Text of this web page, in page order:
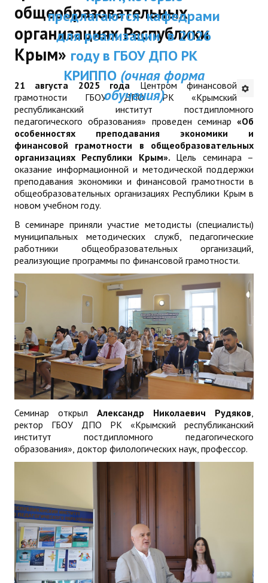
ДПО
Профессиональная переподготовка
Повышение квалификации
КОНТАКТЫ
ДПП ПК:
Актуальное
предлагаются
для реализации в
году в ГБОУ ДПО
КРИППО(очная
обучения)
Республики Крым и были одобрены
Ученым советом ГБОУ ДПО РК КРИППО.
Мы надеемся получить Ваши предложения
и отзывы на электронный
адрес: dpo@krippo.ru
Рекомендации «Об организации
сопровождения детей, утративших
родителей, в современных условиях»
общеобразовательных
организациях Республики
Крым»
21 августа 2025 года Центром финансовой
грамотности ГБОУ ДПО РК «Крымский
республиканский институт постдипломного
педагогического образования» проведен семинар «Об
особенностях преподавания экономики и
финансовой грамотности в общеобразовательных
организациях Республики Крым». Цель семинара –
оказание информационной и методической поддержки
преподавания экономики и финансовой грамотности в
общеобразовательных организациях Республики Крым в
новом учебном году.
В семинаре приняли участие методисты (специалисты)
муниципальных методических служб, педагогические
работники общеобразовательных организаций,
реализующие программы по финансовой грамотности.
Семинар открыл Александр Николаевич Рудяков
ректор ГБОУ ДПО РК «Крымский республиканский
институт постдипломного педагогического
образования», доктор филологических наук, профессор.